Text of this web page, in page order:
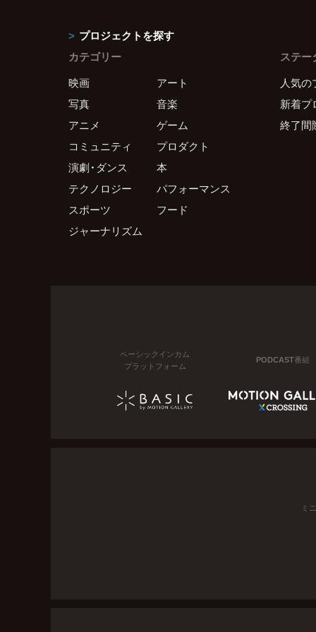
プロジェクトを探す
カテゴリー
映画
アート
写真
音楽
アニメ
ゲーム
コミュニティ
プロダクト
演劇・ダンス
本
テクノロジー
パフォーマンス
スポーツ
フード
ジャーナリズム
ステー
人気の
新着プ
終了間
ベーシックインカム
プラットフォーム
PODCAST番組
ミ